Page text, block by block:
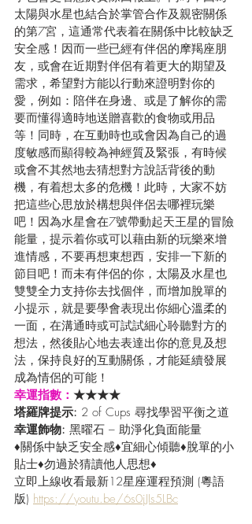
太陽與水星也結合於掌管合作及親密關係
的第7宮，這通常代表着在關係中比較缺乏
安全感！因而一些已經有伴侶的摩羯座朋
友，或會在近期對伴侶有着更大的期望及
需求，希望對方能以行動來證明對你的
愛，例如：陪伴在身邊、或是了解你的需
要而懂得適時地送贈喜歡的食物或用品
等！同時，在互動時也或會因為自己的過
度敏感而顯得較為神經質及緊張，有時候
或會不其然地去猜想對方說話背後的動
機，有着想太多的危機！此時，大家不妨
把這些心思放於構想與伴侶去哪裡玩樂
吧！因為水星會在7號帶動起天王星的冒險
能量，提示着你或可以藉由新的玩樂來增
進情感，不要再想東想西，安排一下新的
節目吧！而未有伴侶的你，太陽及水星也
雙雙全力支持你去找個伴，而增加脫單的
小提示，就是要學會表現出你細心溫柔的
一面，在溝通時或可試試細心聆聽對方的
想法，然後貼心地去表達出你的意見及想
法，保持良好的互動關係，才能延續發展
成為情侶的可能！
幸運指數： ★★★★
塔羅牌提示: 2 of Cups 尋找學習平衡之道
幸運飾物: 黑曜石 – 助淨化負面能量
♦關係中缺乏安全感♦宜細心傾聽♦脫單的小
貼士♦勿過於猜讀他人思想♦
立即上線收看最新12星座運程預測 (粵語
版) https://youtu.be/6s0jJIs5LBc